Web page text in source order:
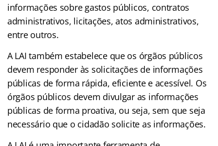
informações sobre gastos públicos, contratos
administrativos, licitações, atos administrativos,
entre outros.
A LAI também estabelece que os órgãos públicos
devem responder às solicitações de informações
públicas de forma rápida, eficiente e acessível. Os
órgãos públicos devem divulgar as informações
públicas de forma proativa, ou seja, sem que seja
necessário que o cidadão solicite as informações.